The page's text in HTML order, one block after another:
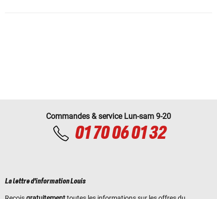
Commandes & service Lun-sam 9-20
01 70 06 01 32
La lettre d'information Louis